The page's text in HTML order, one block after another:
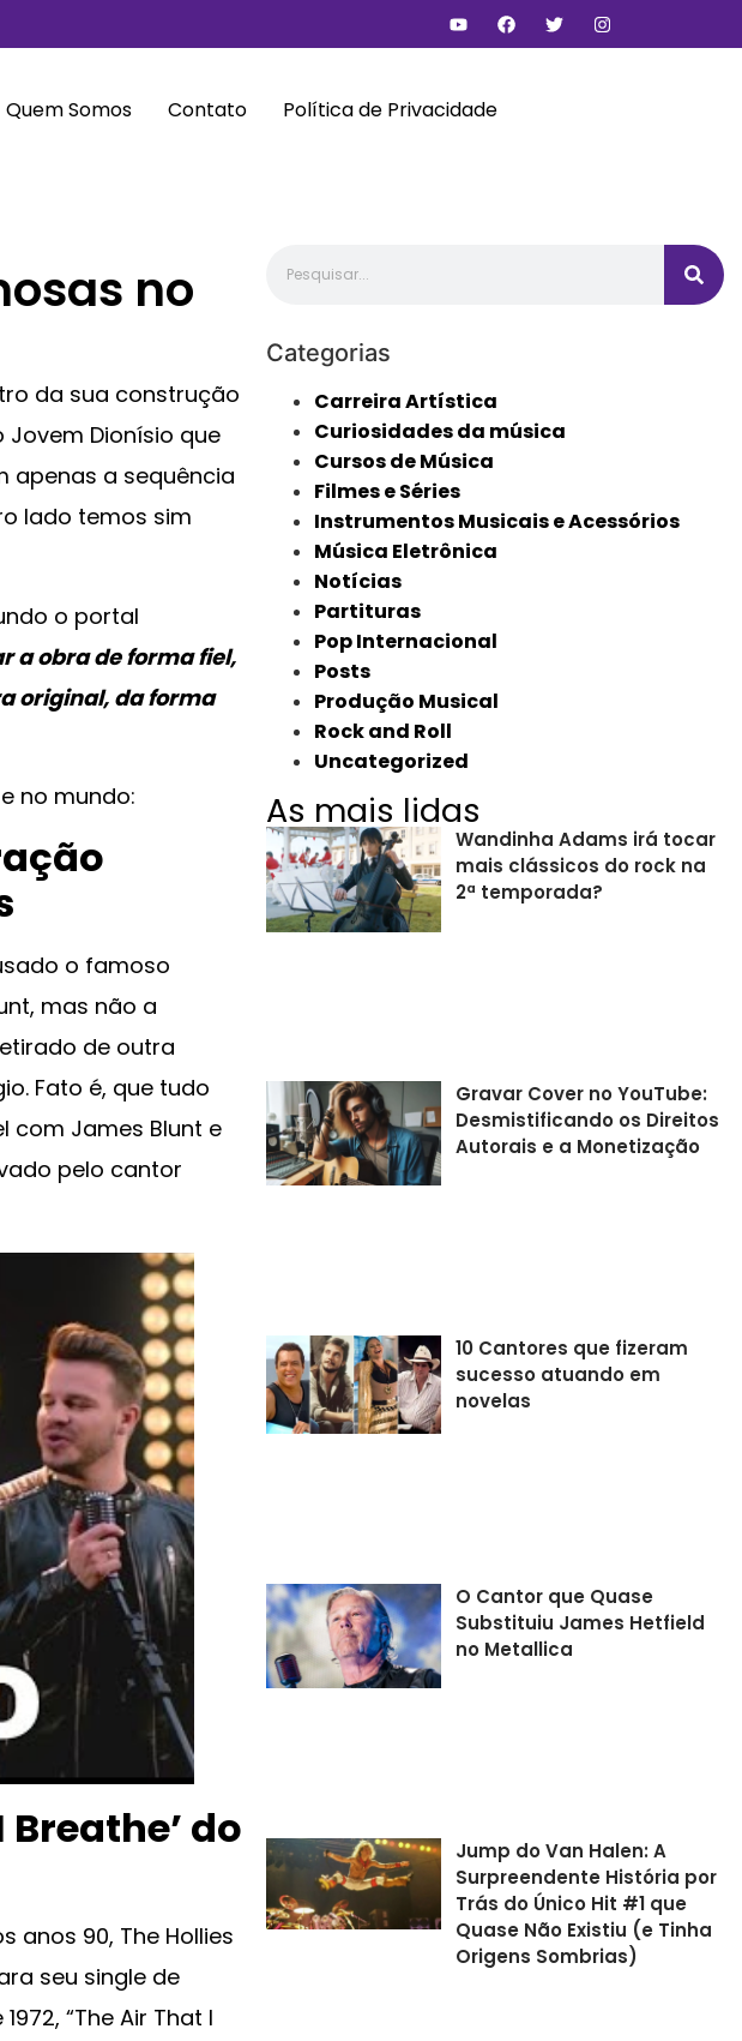
Quem Somos Contato Política de Privacidade
no
da sua construção
Jovem Dionísio que
apenas a sequência
lado temos sim
o portal
a obra de forma fiel,
original, da forma
no mundo:
o famoso
mas não a
de outra
Fato é, que tudo
com James Blunt e
pelo cantor
Breathe’ do
anos 90, The Hollies
seu single de
“The Air That I
Categorias
Carreira Artística
Curiosidades da música
Cursos de Música
Filmes e Séries
Instrumentos Musicais e Acessórios
Música Eletrônica
Notícias
Partituras
Pop Internacional
Posts
Produção Musical
Rock and Roll
Uncategorized
As mais lidas
Wandinha Adams irá tocar
mais clássicos do rock na
2ª temporada?
Gravar Cover no YouTube:
Desmistificando os Direitos
Autorais e a Monetização
10 Cantores que fizeram
sucesso atuando em
novelas
O Cantor que Quase
Substituiu James Hetfield
no Metallica
Jump do Van Halen: A
Surpreendente História por
Trás do Único Hit #1 que
Quase Não Existiu (e Tinha
Origens Sombrias)